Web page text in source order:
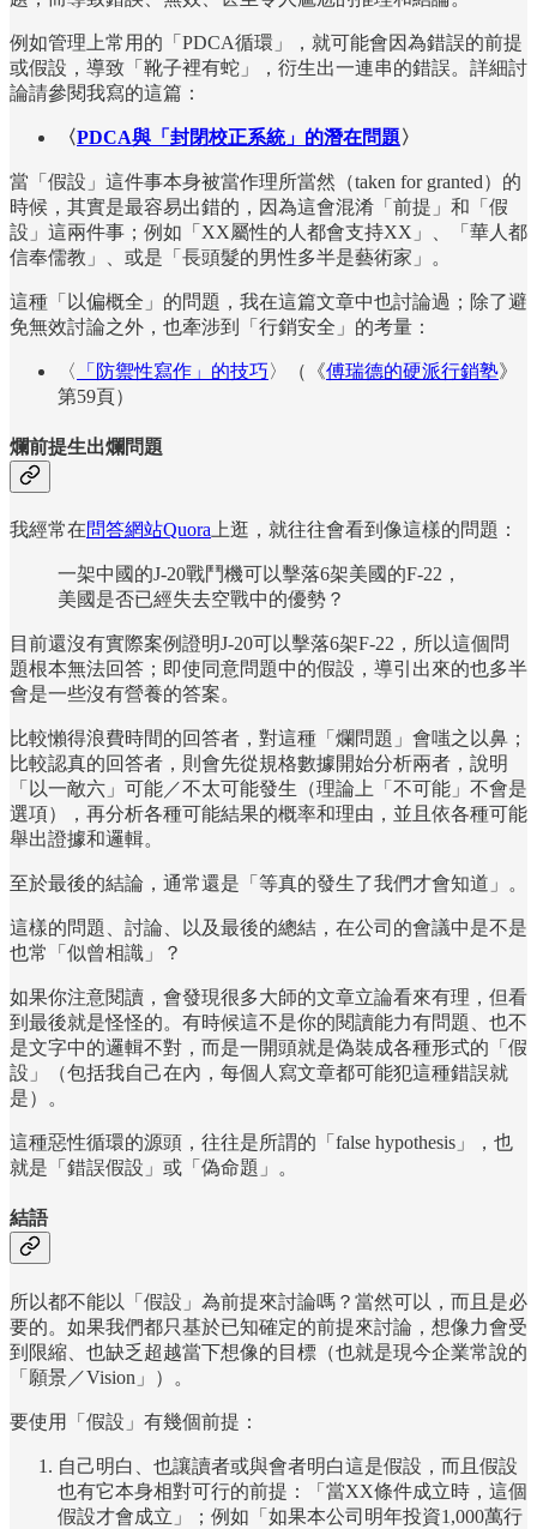
例如管理上常用的「PDCA循環」，就可能會因為錯誤的前提
或假設，導致「靴子裡有蛇」，衍生出一連串的錯誤。詳細討
論請參閱我寫的這篇：
〈PDCA與「封閉校正系統」的潛在問題〉
當「假設」這件事本身被當作理所當然（taken for granted）的
時候，其實是最容易出錯的，因為這會混淆「前提」和「假
設」這兩件事；例如「XX屬性的人都會支持XX」、「華人都
信奉儒教」、或是「長頭髮的男性多半是藝術家」。
這種「以偏概全」的問題，我在這篇文章中也討論過；除了避
免無效討論之外，也牽涉到「行銷安全」的考量：
〈 「防禦性寫作」的技巧〉（《傅瑞德的硬派行銷塾》
第59頁）
爛前提生出爛問題
我經常在問答網站Quora 上逛，就往往會看到像這樣的問題：
一架中國的J-20戰鬥機可以擊落6架美國的F-22，
美國是否已經失去空戰中的優勢？
目前還沒有實際案例證明J-20可以擊落6架F-22，所以這個問
題根本無法回答；即使同意問題中的假設，導引出來的也多半
會是一些沒有營養的答案。
比較懶得浪費時間的回答者，對這種「爛問題」會嗤之以鼻；
比較認真的回答者，則會先從規格數據開始分析兩者，說明
「以一敵六」可能／不太可能發生（理論上「不可能」不會是
選項），再分析各種可能結果的概率和理由，並且依各種可能
舉出證據和邏輯。
至於最後的結論，通常還是「等真的發生了我們才會知道」。
這樣的問題、討論、以及最後的總結，在公司的會議中是不是
也常「似曾相識」？
如果你注意閱讀，會發現很多大師的文章立論看來有理，但看
到最後就是怪怪的。有時候這不是你的閱讀能力有問題、也不
是文字中的邏輯不對，而是一開頭就是偽裝成各種形式的「假
設」（包括我自己在內，每個人寫文章都可能犯這種錯誤就
是）。
這種惡性循環的源頭，往往是所謂的「false hypothesis」，也
就是「錯誤假設」或「偽命題」。
結語
所以都不能以「假設」為前提來討論嗎？當然可以，而且是必
要的。如果我們都只基於已知確定的前提來討論，想像力會受
到限縮、也缺乏超越當下想像的目標（也就是現今企業常說的
「願景／Vision」）。
要使用「假設」有幾個前提：
自己明白、也讓讀者或與會者明白這是假設，而且假設
也有它本身相對可行的前提：「當XX條件成立時，這個
假設才會成立」；例如「如果本公司明年投資1,000萬行